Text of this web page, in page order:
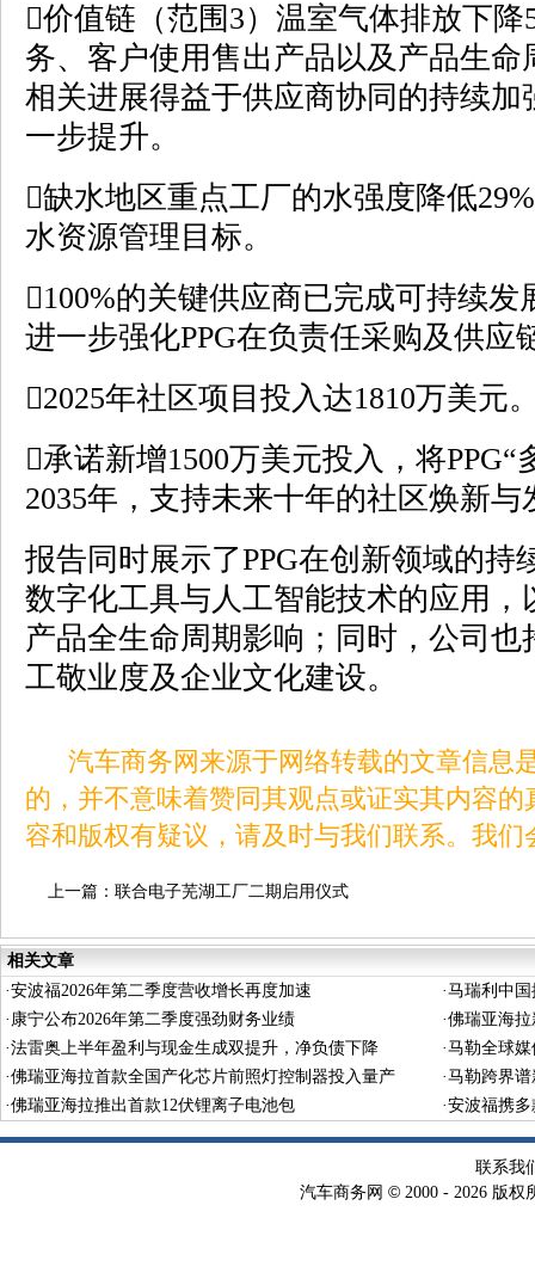
价值链（范围3）温室气体排放下
务、客户使用售出产品以及产品生
相关进展得益于供应商协同的持续
一步提升。
缺水地区重点工厂的水强度降低
水资源管理目标。
100%的关键供应商已完成可持续
进一步强化PPG在负责任采购及供应
2025年社区项目投入达1810万美元
承诺新增1500万美元投入，将
2035年，支持未来十年的社区焕新与
报告同时展示了PPG在创新领域的持
数字化工具与人工智能技术的应用
产品全生命周期影响；同时，公司
工敬业度及企业文化建设。
汽车商务网来源于网络转载的文章信息
的，并不意味着赞同其观点或证实其内容
容和版权有疑议，请及时与我们联系。我
上一篇： 联合电子芜湖工厂二期启用仪式
相关文章
·安波福2026年第二季度营收增长再度加速 ·马瑞利中
· 康宁公布2026年第二季度强劲财务业绩 ·佛瑞亚海
·法雷奥上半年盈利与现金生成双提升，净负债下降 ·马勒全球
·佛瑞亚海拉首款全国产化芯片前照灯控制器投入量产 ·马勒跨界
·佛瑞亚海拉推出首款12伏锂离子电池包 ·安波福携
联系我
汽车商务网 © 2000 - 2026 版权